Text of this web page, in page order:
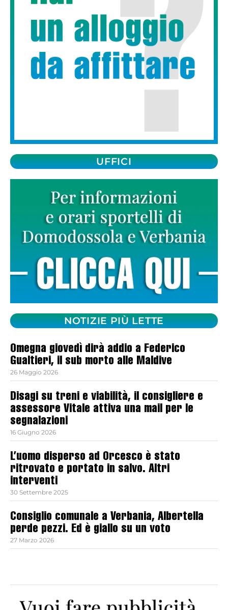
UFFICI
NOTIZIE PIÙ LETTE
Omegna giovedì dirà addio a Federico
Gualtieri, il sub morto alle Maldive
26 Maggio 2026
Disagi su treni e viabilità, il consigliere e
assessore Vitale attiva una mail per le
segnalazioni
16 Giugno 2026
L’uomo disperso ad Orcesco è stato
ritrovato e portato in salvo. Altri
interventi
30 Settembre 2025
Consiglio comunale a Verbania, Albertella
perde pezzi. Ed è giallo su un voto
27 Marzo 2026